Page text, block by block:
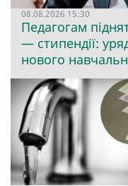
08.08.2026 15:30
Педагогам
— стипендії:
нового